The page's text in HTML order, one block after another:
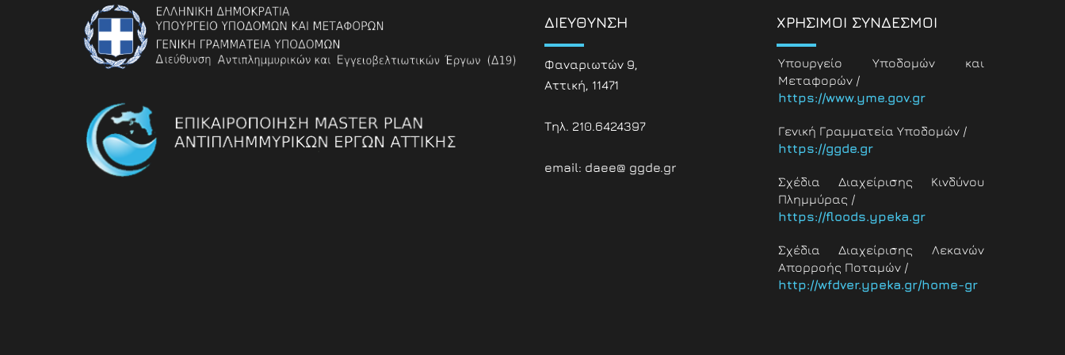
ΔΙΕΥΘΥΝΣΗ
Φαναριωτών 9,
Αττική, 11471
Τηλ. 210.6424397
email: daee@ ggde.gr
ΧΡΗΣΙΜΟΙ ΣΥΝΔΕΣΜΟΙ
Υπουργείο Υποδομών και
Μεταφορών /
https://www.yme.gov.gr
Γενική Γραμματεία Υποδομών /
https://ggde.gr
Σχέδια Διαχείρισης Κινδύνου
Πλημμύρας /
https://floods.ypeka.gr
Σχέδια Διαχείρισης Λεκανών
Απορροής Ποταμών /
http://wfdver.ypeka.gr/home-gr